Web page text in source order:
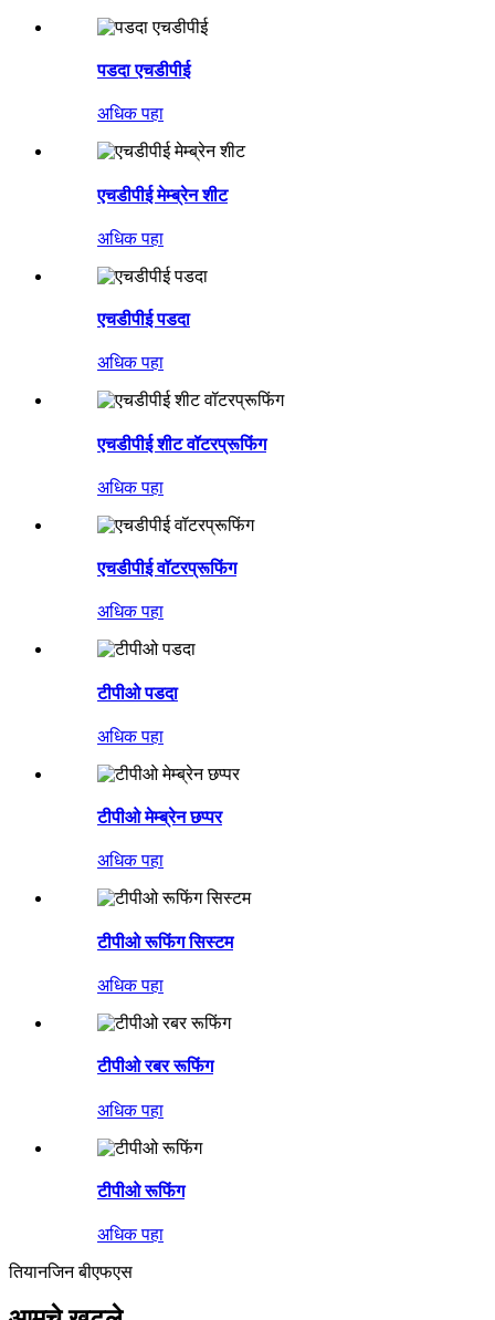
पडदा एचडीपीई
अधिक पहा
एचडीपीई मेम्ब्रेन शीट
अधिक पहा
एचडीपीई पडदा
अधिक पहा
एचडीपीई शीट वॉटरप्रूफिंग
अधिक पहा
एचडीपीई वॉटरप्रूफिंग
अधिक पहा
टीपीओ पडदा
अधिक पहा
टीपीओ मेम्ब्रेन छप्पर
अधिक पहा
टीपीओ रूफिंग सिस्टम
अधिक पहा
टीपीओ रबर रूफिंग
अधिक पहा
टीपीओ रूफिंग
अधिक पहा
तियानजिन बीएफएस